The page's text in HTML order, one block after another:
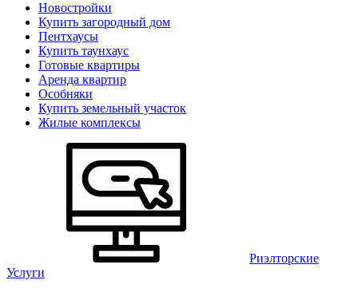
Новостройки
Купить загородный дом
Пентхаусы
Купить таунхаус
Готовые квартиры
Аренда квартир
Особняки
Купить земельный участок
Жилые комплексы
Риэлторские
Услуги